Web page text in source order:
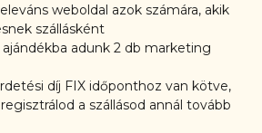
weboldal azok számára, akik
szállásként
adunk 2 db marketing
díj FIX időponthoz van kötve,
a szállásod annál tovább